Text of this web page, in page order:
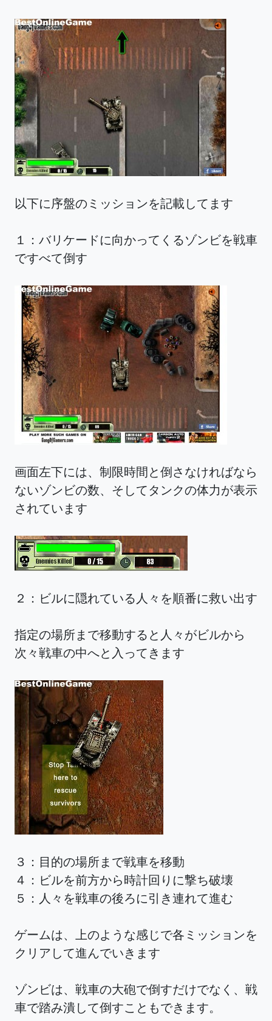
以下に序盤のミッションを記載してます
１：バリケードに向かってくるゾンビを戦車
ですべて倒す
画面左下には、制限時間と倒さなければなら
ないゾンビの数、そしてタンクの体力が表示
されています
２：ビルに隠れている人々を順番に救い出す
指定の場所まで移動すると人々がビルから
次々戦車の中へと入ってきます
３：目的の場所まで戦車を移動
４：ビルを前方から時計回りに撃ち破壊
５：人々を戦車の後ろに引き連れて進む
ゲームは、上のような感じで各ミッションを
クリアして進んでいきます
ゾンビは、戦車の大砲で倒すだけでなく、戦
車で踏み潰して倒すこともできます。